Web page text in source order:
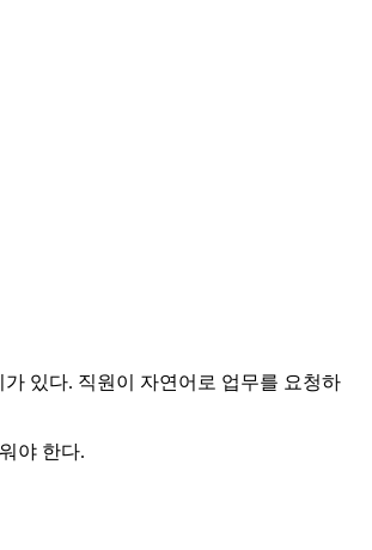
가 있다. 직원이 자연어로 업무를 요청하
야 한다.